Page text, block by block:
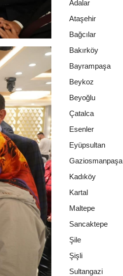
Adalar
Ataşehir
Bağcılar
Bakırköy
Bayrampaşa
Beykoz
Beyoğlu
Çatalca
Esenler
Eyüpsultan
Gaziosmanpaşa
Kadıköy
Kartal
Maltepe
Sancaktepe
Şile
Şişli
Sultangazi